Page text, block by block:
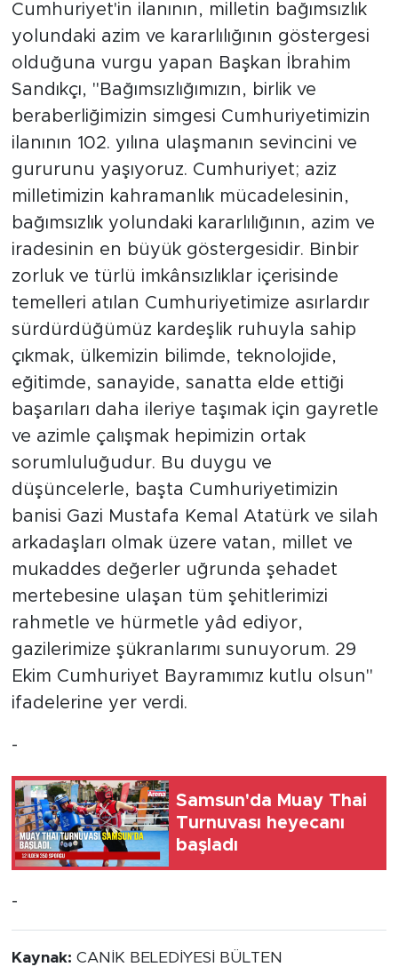
Cumhuriyet'in ilanının, milletin bağımsızlık
yolundaki azim ve kararlılığının göstergesi
olduğuna vurgu yapan Başkan İbrahim
Sandıkçı, "Bağımsızlığımızın, birlik ve
beraberliğimizin simgesi Cumhuriyetimizin
ilanının 102. yılına ulaşmanın sevincini ve
gururunu yaşıyoruz. Cumhuriyet; aziz
milletimizin kahramanlık mücadelesinin,
bağımsızlık yolundaki kararlılığının, azim ve
iradesinin en büyük göstergesidir. Binbir
zorluk ve türlü imkânsızlıklar içerisinde
temelleri atılan Cumhuriyetimize asırlardır
sürdürdüğümüz kardeşlik ruhuyla sahip
çıkmak, ülkemizin bilimde, teknolojide,
eğitimde, sanayide, sanatta elde ettiği
başarıları daha ileriye taşımak için gayretle
ve azimle çalışmak hepimizin ortak
sorumluluğudur. Bu duygu ve
düşüncelerle, başta Cumhuriyetimizin
banisi Gazi Mustafa Kemal Atatürk ve silah
arkadaşları olmak üzere vatan, millet ve
mukaddes değerler uğrunda şehadet
mertebesine ulaşan tüm şehitlerimizi
rahmetle ve hürmetle yâd ediyor,
gazilerimize şükranlarımı sunuyorum. 29
Ekim Cumhuriyet Bayramımız kutlu olsun"
ifadelerine yer verdi.
-
Samsun'da Muay Thai
Turnuvası heyecanı
başladı
-
Kaynak: CANİK BELEDİYESİ BÜLTEN